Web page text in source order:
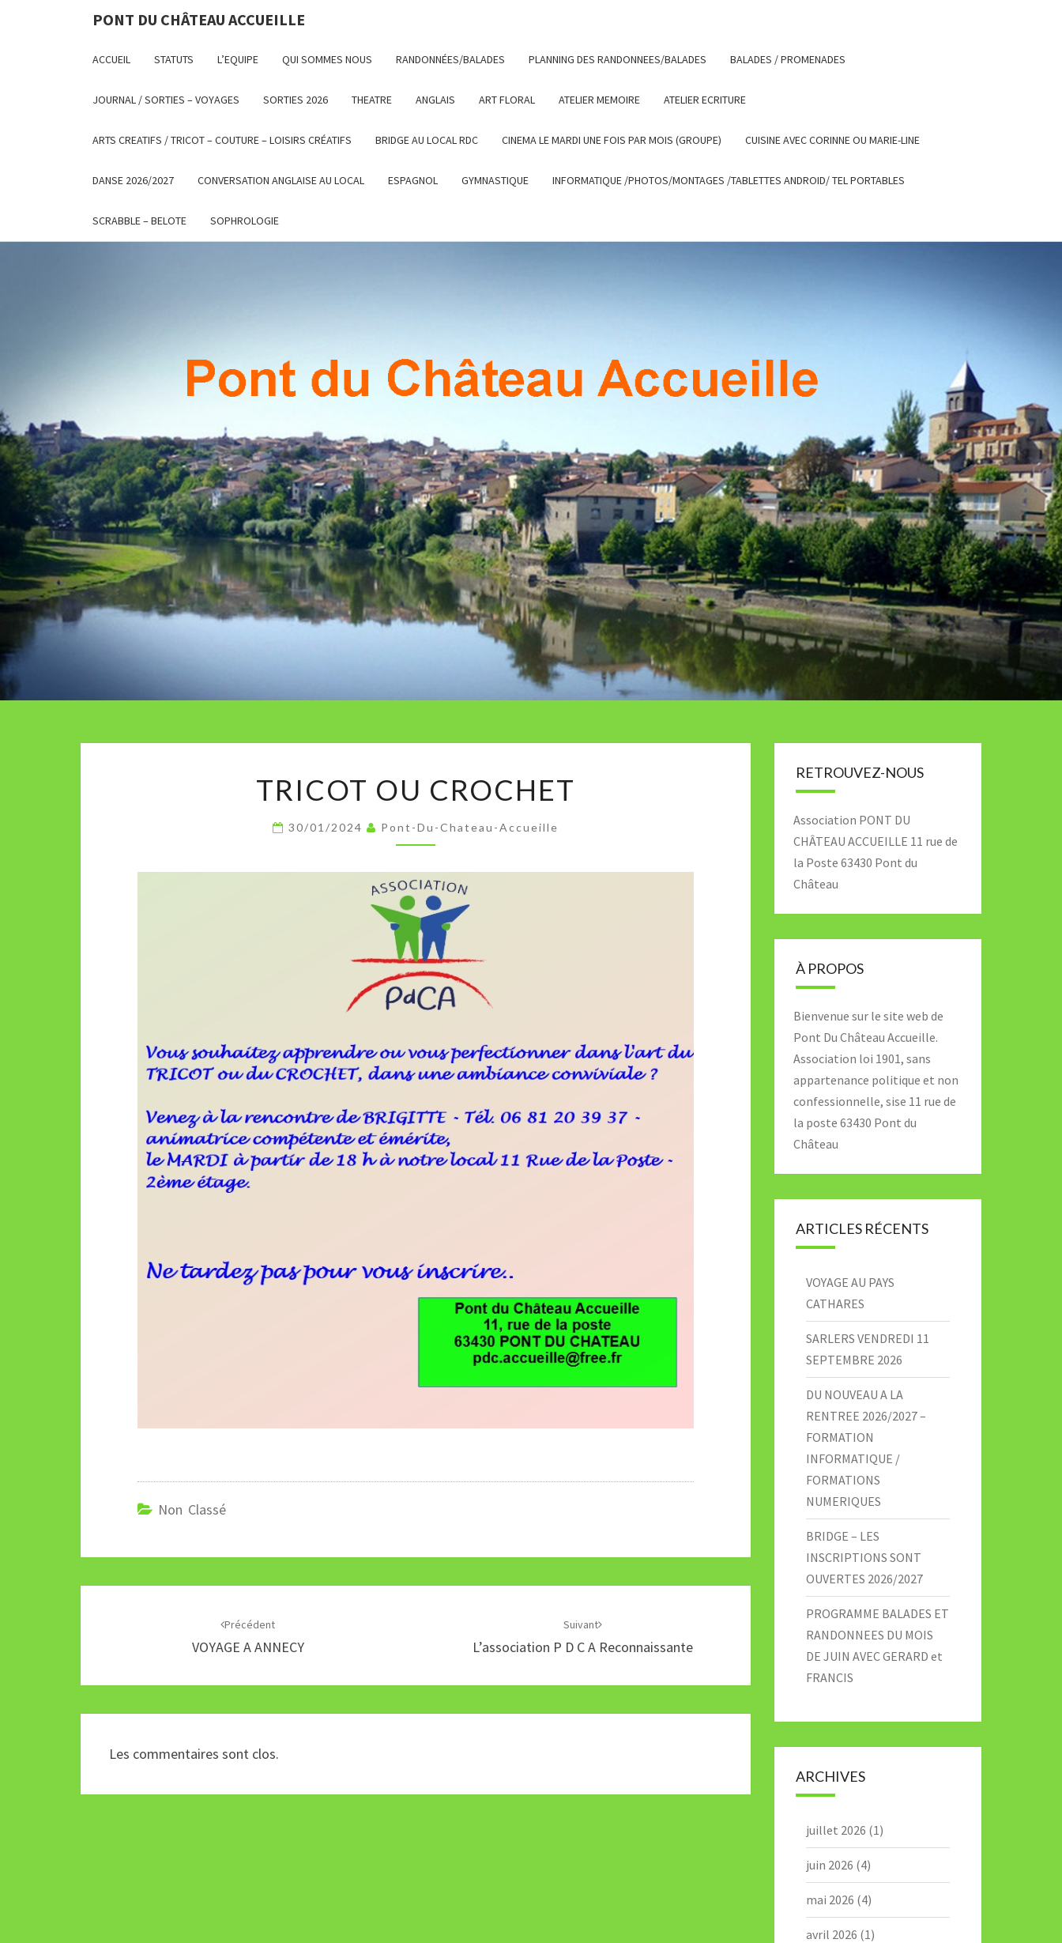
PONT DU CHÂTEAU ACCUEILLE
ACCUEIL STATUTS L’EQUIPE QUI SOMMES NOUS RANDONNÉES/BALADES PLANNING DES RANDONNEES/BALADES BALADES / PROMENADES
JOURNAL / SORTIES – VOYAGES SORTIES 2026 THEATRE ANGLAIS ART FLORAL ATELIER MEMOIRE ATELIER ECRITURE
ARTS CREATIFS / TRICOT – COUTURE – LOISIRS CRÉATIFS BRIDGE AU LOCAL RDC CINEMA LE MARDI UNE FOIS PAR MOIS (GROUPE) CUISINE AVEC CORINNE OU MARIE-LINE
DANSE 2026/2027 CONVERSATION ANGLAISE AU LOCAL ESPAGNOL GYMNASTIQUE INFORMATIQUE /PHOTOS/MONTAGES /TABLETTES ANDROID/ TEL PORTABLES
SCRABBLE – BELOTE SOPHROLOGIE
PONT DU
CHÂTEAU
ACCUEILLE
Association
Culturelle
De Pont Du
Chateau
OU
TRICOT OU CROCHET
30/01/2024 Pont-Du-Chateau-Accueille
Non Classé
Précédent
VOYAGE A ANNECY
Suivant
L’association P D C A Reconnaissante
Les commentaires sont clos.
RETROUVEZ-NOUS
Association PONT DU
CHÂTEAU ACCUEILLE 11 rue de
la Poste 63430 Pont du
Château
À PROPOS
Bienvenue sur le site web de
Pont Du Château Accueille.
Association loi 1901, sans
appartenance politique et non
confessionnelle, sise 11 rue de
la poste 63430 Pont du
Château
ARTICLES RÉCENTS
VOYAGE AU PAYS
CATHARES
SARLERS VENDREDI 11
SEPTEMBRE 2026
DU NOUVEAU A LA
RENTREE 2026/2027 –
FORMATION
INFORMATIQUE /
FORMATIONS
NUMERIQUES
BRIDGE – LES
INSCRIPTIONS SONT
OUVERTES 2026/2027
PROGRAMME BALADES ET
RANDONNEES DU MOIS
DE JUIN AVEC GERARD et
FRANCIS
ARCHIVES
juillet 2026 (1)
juin 2026 (4)
mai 2026 (4)
avril 2026 (1)